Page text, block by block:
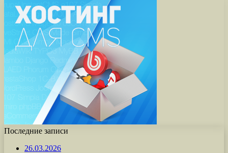
Последние записи
26.03.2026